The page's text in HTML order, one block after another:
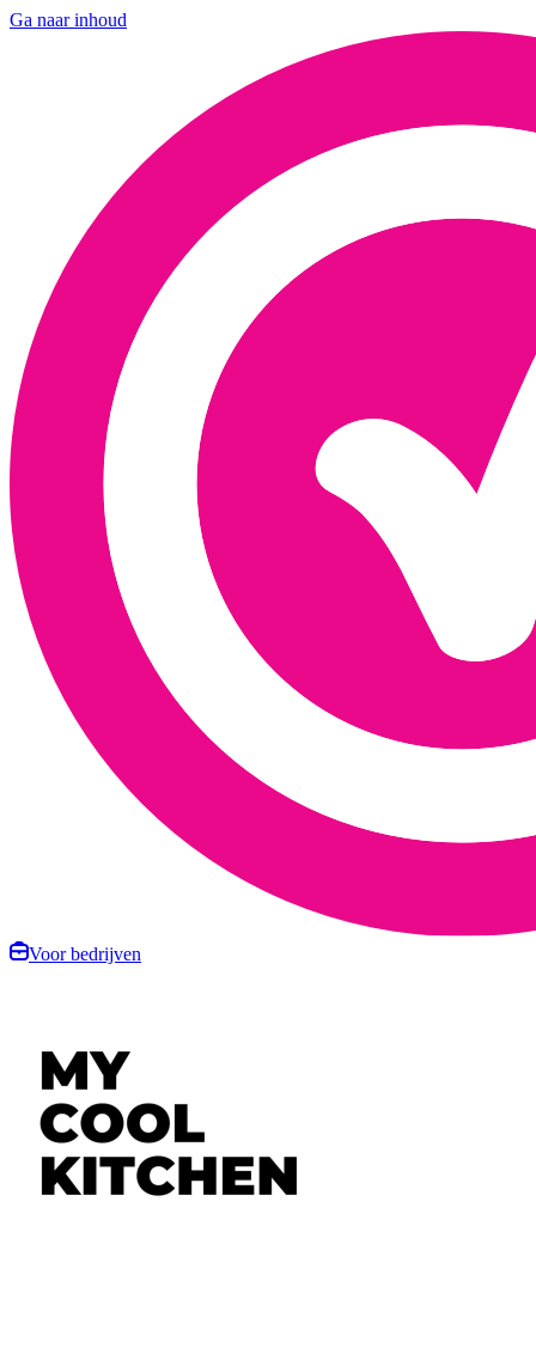
Ga naar inhoud
Voor bedrijven